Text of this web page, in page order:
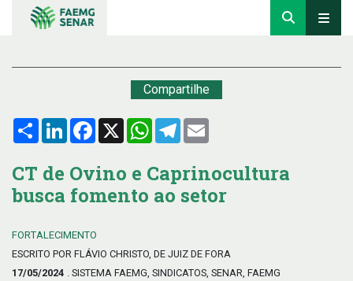
Compartilhe
Compartilhar
LinkedInFacebook
X WhatsApp
Telegram
CT de Ovino e Caprinocultura
busca fomento ao setor
FORTALECIMENTO
ESCRITO POR FLÁVIO CHRISTO, DE JUIZ DE FORA
17/05/2024 . SISTEMA FAEMG, SINDICATOS, SENAR, FAEMG